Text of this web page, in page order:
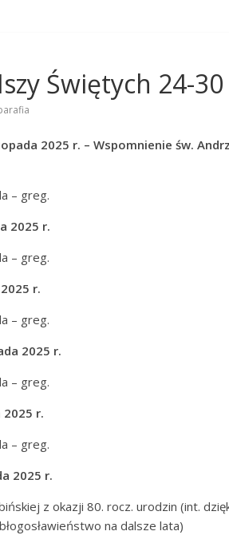
Świętych 24-
2025 r. – Wspomnienie św.
– greg.
2025 r.
– greg.
r.
– greg.
2025 r.
– greg.
r.
– greg.
2025 r.
z okazji 80. rocz. urodzin (int.
na dalsze lata)